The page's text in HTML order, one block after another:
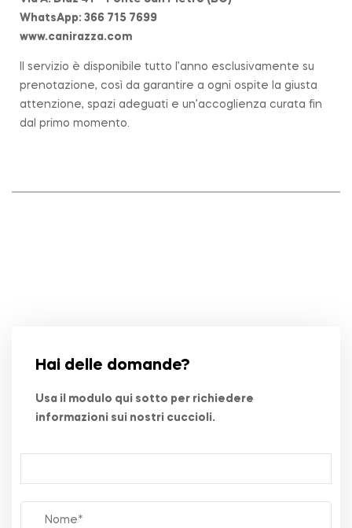
WhatsApp: 366 715 7699
www.canirazza.com
Il servizio è disponibile tutto l’anno esclusivamente su
prenotazione, così da garantire a ogni ospite la giusta
attenzione, spazi adeguati e un’accoglienza curata fin
dal primo momento.
Hai delle domande?
Usa il modulo qui sotto per richiedere
informazioni sui nostri cuccioli.